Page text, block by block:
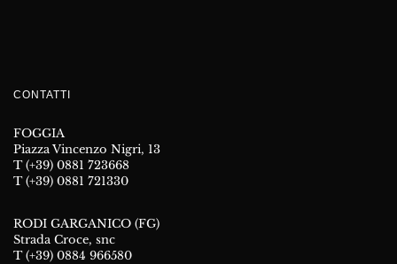
CONTATTI
FOGGIA
Piazza Vincenzo Nigri, 13
T (+39) 0881 723668
T (+39) 0881 721330
RODI GARGANICO (FG)
Strada Croce, snc
T (+39) 0884 966580